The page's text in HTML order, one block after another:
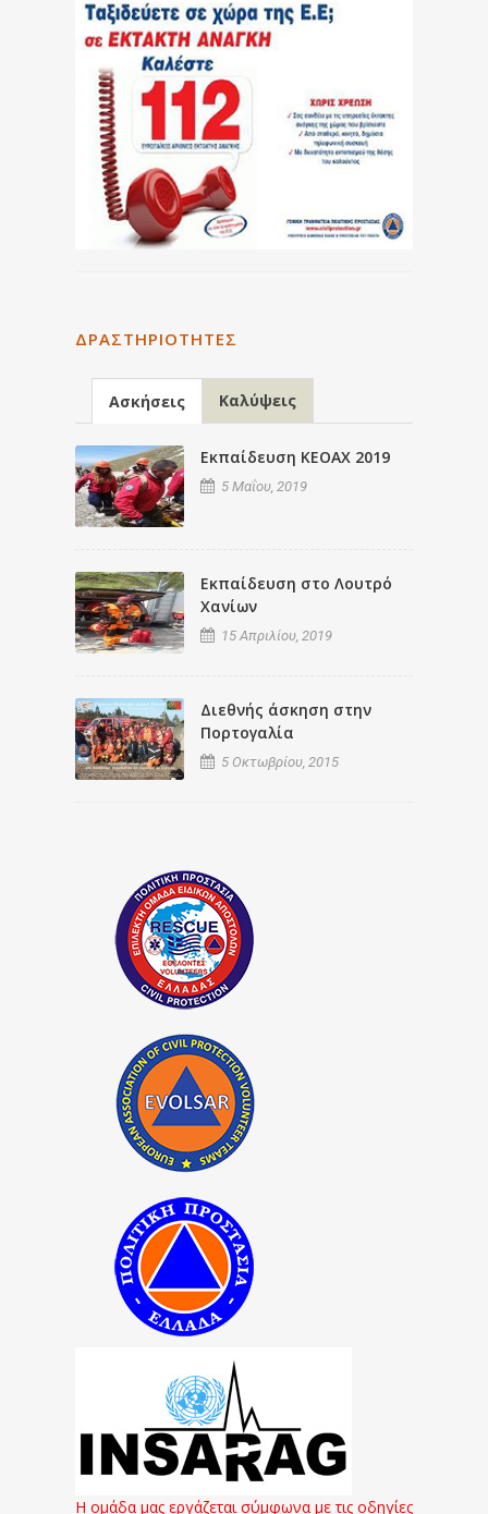
ΔΡΑΣΤΗΡΙΌΤΗΤΕΣ
Ασκήσεις Καλύψεις
Εκπαίδευση ΚΕΟΑΧ 2019
5 Μαΐου, 2019
Εκπαίδευση στο Λουτρό
Χανίων
15 Απριλίου, 2019
Διεθνής άσκηση στην
Πορτογαλία
5 Οκτωβρίου, 2015
Η ομάδα μας εργάζεται σύμφωνα με τις οδηγίες